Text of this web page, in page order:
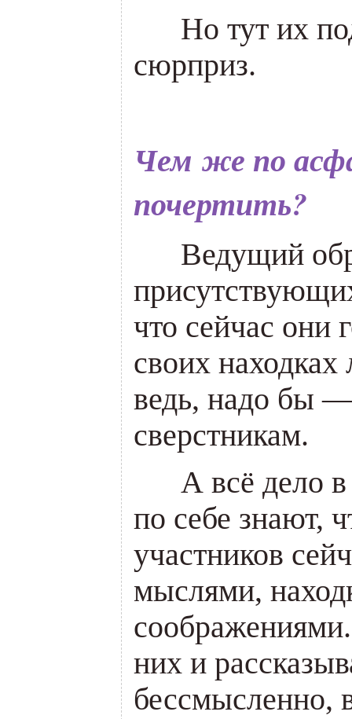
Но тут их
сюрприз.
Чем же по
почертить?
Ведущий
что сейчас они
своих
ведь, надо бы
сверстникам.
А всё дело
по себе знают,
участников
мыслями,
них и
бессмысленно,